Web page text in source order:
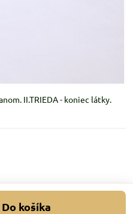
II.TRIEDA - koniec látky.
Do košíka